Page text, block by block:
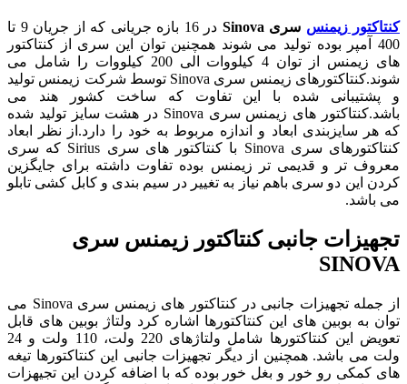
کنتاکتورزیمنس سری Sinova
در 16 بازه جریانی که از جریان 9 تا
400 آمپر بوده تولید می شوند همچنین توان این سری از کنتاکتور
های زیمنس از توان 4 کیلووات الی 200 کیلووات را شامل می
شوند.کنتاکتورهای زیمنس سری Sinova توسط شرکت زیمنس تولید
و پشتیبانی شده با این تفاوت که ساخت کشور هند می
باشد.کنتاکتور های زیمنس سری Sinova در هشت سایز تولید شده
که هر سایزبندی ابعاد و اندازه مربوط به خود را دارد.از نظر ابعاد
کنتاکتورهای سری Sinova با کنتاکتور های سری Sirius که سری
معروف تر و قدیمی تر زیمنس بوده تفاوت داشته برای جایگزین
کردن این دو سری باهم نیاز به تغییر در سیم بندی و کابل کشی تابلو
می باشد.
تجهیزات جانبی کنتاکتور زیمنس سری
SINOVA
از جمله تجهیزات جانبی در کنتاکتور های زیمنس سری Sinova می
توان به بوبین های این کنتاکتورها اشاره کرد ولتاژ بوبین های قابل
تعویض این کنتاکتورها شامل ولتاژهای 220 ولت، 110 ولت و 24
ولت می باشد. همچنین از دیگر تجهیزات جانبی این کنتاکتورها تیغه
های کمکی رو خور و بغل خور بوده که با اضافه کردن این تجیهزات